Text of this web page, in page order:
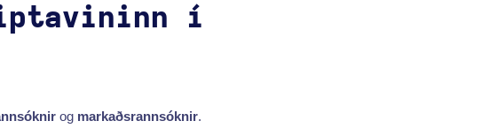
í
og markaðsrannsóknir.